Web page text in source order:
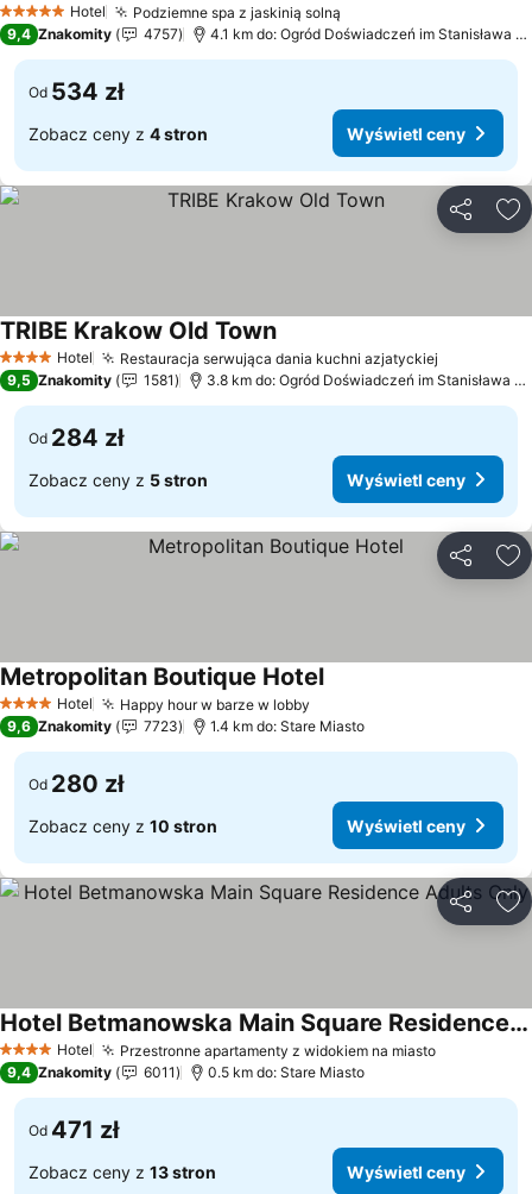
5 KategoriaHotel Podziemne spa z jaskinią solną
9,4 Znakomity 4757 4.1 km do: Ogród Doświadczeń im Stanisława Lema
Od 534 zł
Zobacz ceny z 4 stron Wyświetl ceny
4 KategoriaHotel Restauracja serwująca dania kuchni azjatyckiej
TRIBE Krakow Old Town
9,5 Znakomity 1581 3.8 km do: Ogród Doświadczeń im Stanisława Lema
Od 284 zł
Zobacz ceny z 5 stron Wyświetl ceny
4 KategoriaHotel Happy hour w barze w lobby
Metropolitan Boutique Hotel
9,6 Znakomity 7723 1.4 km do: Stare Miasto
Od 280 zł
Zobacz ceny z 10 stron Wyświetl ceny
4 KategoriaHotel Przestronne apartamenty z widokiem na miasto
Hotel Betmanowska Main Square Residence Adults Only
9,4 Znakomity 6011 0.5 km do: Stare Miasto
Od 471 zł
Zobacz ceny z 13 stron Wyświetl ceny